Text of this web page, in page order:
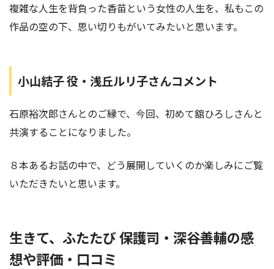
複雑な人生を背負った香苗という女性の人生を、私もこの
作品の空の下、思い切りもがいてみたいと思います。
小山結子 役・浅丘ルリ子さんコメント
石原裕次郎さんとのご縁で、今回、初めて舘ひろしさんと
共演することになりました。
８本あるお話の中で、どう展開していくのか楽しみにご覧
いただきたいと思います。
生きて、ふたたび 保護司・深谷善輔の感
想や評価・口コミ